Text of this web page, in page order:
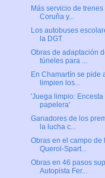
Más servicio de
Coruña y...
Los autobuses
la DGT
Obras de adaptación
túneles para ...
En Chamartín se pide
limpien los...
'Juega limpio:
papelera'
Ganadores de los
la lucha c...
Obras en el campo de
Querol-Spart...
Obras en 46 pasos
Autopista Fer...